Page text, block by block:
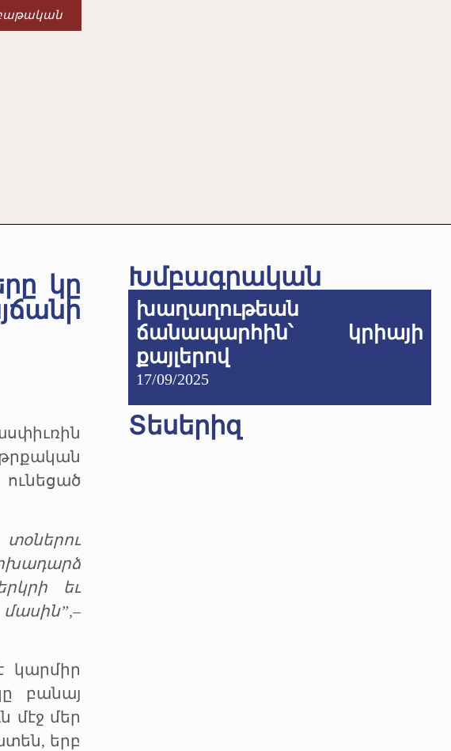
կը
եւ
–
կարմիր
բանայ
մէջ մեր
երբ
Խմբագրական
խաղաղութեան
ճանապարհին՝ կրիայի
քայլերով
17/09/2025
Տեսերիզ